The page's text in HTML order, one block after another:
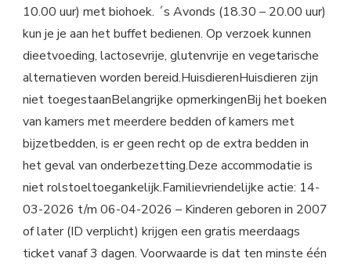
10.00 uur) met biohoek. ´s Avonds (18.30 – 20.00 uur)
kun je je aan het buffet bedienen. Op verzoek kunnen
dieetvoeding, lactosevrije, glutenvrije en vegetarische
alternatieven worden bereid.HuisdierenHuisdieren zijn
niet toegestaanBelangrijke opmerkingenBij het boeken
van kamers met meerdere bedden of kamers met
bijzetbedden, is er geen recht op de extra bedden in
het geval van onderbezetting.Deze accommodatie is
niet rolstoeltoegankelijk.Familievriendelijke actie: 14-
03-2026 t/m 06-04-2026 – Kinderen geboren in 2007
of later (ID verplicht) krijgen een gratis meerdaags
ticket vanaf 3 dagen. Voorwaarde is dat ten minste één